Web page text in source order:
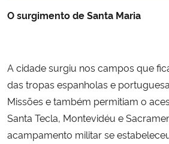
O surgimento de Santa Maria
A cidade surgiu nos campos que
das tropas espanholas e
Missões e também permitiam o
Santa Tecla, Montevidéu e
acampamento militar se